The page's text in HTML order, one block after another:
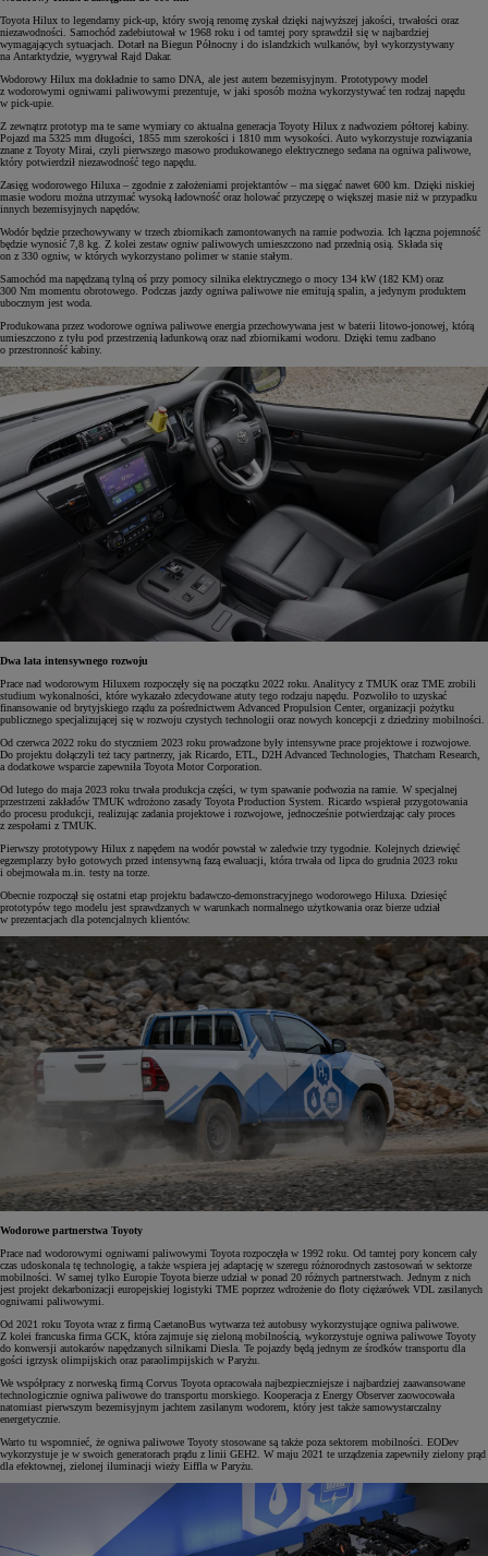
Toyota Hilux to legendarny pick-up, który swoją renomę zyskał dzięki najwyższej jakości, trwałości oraz
niezawodności. Samochód zadebiutował w 1968 roku i od tamtej pory sprawdził się w najbardziej
wymagających sytuacjach. Dotarł na Biegun Północny i do islandzkich wulkanów, był wykorzystywany
na Antarktydzie, wygrywał Rajd Dakar.
Wodorowy Hilux ma dokładnie to samo DNA, ale jest autem bezemisyjnym. Prototypowy model
z wodorowymi ogniwami paliwowymi prezentuje, w jaki sposób można wykorzystywać ten rodzaj napędu
w pick-upie.
Z zewnątrz prototyp ma te same wymiary co aktualna generacja Toyoty Hilux z nadwoziem półtorej kabiny.
Pojazd ma 5325 mm długości, 1855 mm szerokości i 1810 mm wysokości. Auto wykorzystuje rozwiązania
znane z Toyoty Mirai, czyli pierwszego masowo produkowanego elektrycznego sedana na ogniwa paliwowe,
który potwierdził niezawodność tego napędu.
Zasięg wodorowego Hiluxa – zgodnie z założeniami projektantów – ma sięgać nawet 600 km. Dzięki niskiej
masie wodoru można utrzymać wysoką ładowność oraz holować przyczepę o większej masie niż w przypadku
innych bezemisyjnych napędów.
Wodór będzie przechowywany w trzech zbiornikach zamontowanych na ramie podwozia. Ich łączna pojemność
będzie wynosić 7,8 kg. Z kolei zestaw ogniw paliwowych umieszczono nad przednią osią. Składa się
on z 330 ogniw, w których wykorzystano polimer w stanie stałym.
Samochód ma napędzaną tylną oś przy pomocy silnika elektrycznego o mocy 134 kW (182 KM) oraz
300 Nm momentu obrotowego. Podczas jazdy ogniwa paliwowe nie emitują spalin, a jedynym produktem
ubocznym jest woda.
Produkowana przez wodorowe ogniwa paliwowe energia przechowywana jest w baterii litowo-jonowej, którą
umieszczono z tyłu pod przestrzenią ładunkową oraz nad zbiornikami wodoru. Dzięki temu zadbano
o przestronność kabiny.
Dwa lata intensywnego rozwoju
Prace nad wodorowym Hiluxem rozpoczęły się na początku 2022 roku. Analitycy z TMUK oraz TME zrobili
studium wykonalności, które wykazało zdecydowane atuty tego rodzaju napędu. Pozwoliło to uzyskać
finansowanie od brytyjskiego rządu za pośrednictwem Advanced Propulsion Center, organizacji pożytku
publicznego specjalizującej się w rozwoju czystych technologii oraz nowych koncepcji z dziedziny mobilności.
Od czerwca 2022 roku do styczniem 2023 roku prowadzone były intensywne prace projektowe i rozwojowe.
Do projektu dołączyli też tacy partnerzy, jak Ricardo, ETL, D2H Advanced Technologies, Thatcham Research,
a dodatkowe wsparcie zapewniła Toyota Motor Corporation.
Od lutego do maja 2023 roku trwała produkcja części, w tym spawanie podwozia na ramie. W specjalnej
przestrzeni zakładów TMUK wdrożono zasady Toyota Production System. Ricardo wspierał przygotowania
do procesu produkcji, realizując zadania projektowe i rozwojowe, jednocześnie potwierdzając cały proces
z zespołami z TMUK.
Pierwszy prototypowy Hilux z napędem na wodór powstał w zaledwie trzy tygodnie. Kolejnych dziewięć
egzemplarzy było gotowych przed intensywną fazą ewaluacji, która trwała od lipca do grudnia 2023 roku
i obejmowała m.in. testy na torze.
Obecnie rozpoczął się ostatni etap projektu badawczo-demonstracyjnego wodorowego Hiluxa. Dziesięć
prototypów tego modelu jest sprawdzanych w warunkach normalnego użytkowania oraz bierze udział
w prezentacjach dla potencjalnych klientów.
Wodorowe partnerstwa Toyoty
Prace nad wodorowymi ogniwami paliwowymi Toyota rozpoczęła w 1992 roku. Od tamtej pory koncern cały
czas udoskonala tę technologię, a także wspiera jej adaptację w szeregu różnorodnych zastosowań w sektorze
mobilności. W samej tylko Europie Toyota bierze udział w ponad 20 różnych partnerstwach. Jednym z nich
jest projekt dekarbonizacji europejskiej logistyki TME poprzez wdrożenie do floty ciężarówek VDL zasilanych
ogniwami paliwowymi.
Od 2021 roku Toyota wraz z firmą CaetanoBus wytwarza też autobusy wykorzystujące ogniwa paliwowe.
Z kolei francuska firma GCK, która zajmuje się zieloną mobilnością, wykorzystuje ogniwa paliwowe Toyoty
do konwersji autokarów napędzanych silnikami Diesla. Te pojazdy będą jednym ze środków transportu dla
gości igrzysk olimpijskich oraz paraolimpijskich w Paryżu.
We współpracy z norweską firmą Corvus Toyota opracowała najbezpieczniejsze i najbardziej zaawansowane
technologicznie ogniwa paliwowe do transportu morskiego. Kooperacja z Energy Observer zaowocowała
natomiast pierwszym bezemisyjnym jachtem zasilanym wodorem, który jest także samowystarczalny
energetycznie.
Warto tu wspomnieć, że ogniwa paliwowe Toyoty stosowane są także poza sektorem mobilności. EODev
wykorzystuje je w swoich generatorach prądu z linii GEH2. W maju 2021 te urządzenia zapewniły zielony prąd
dla efektownej, zielonej iluminacji wieży Eiffla w Paryżu.